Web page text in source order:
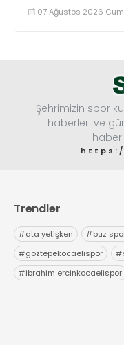
07 Ağustos 2026
Şehrimizin spor
haberleri ve
Trendler
#ata yetişken #buz
#göztepekocaelispor #
#ibrahim ercinkocaelispor